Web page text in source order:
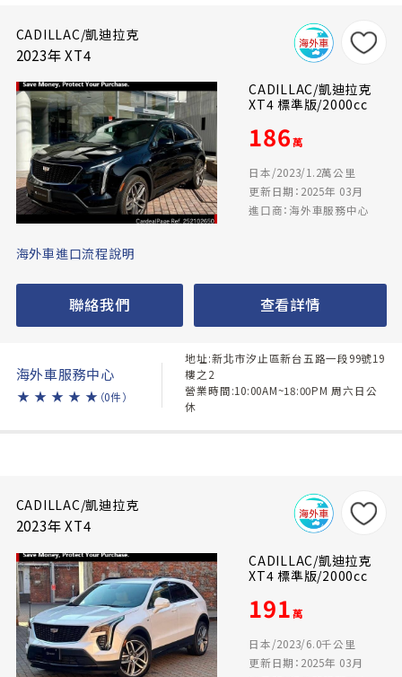
CADILLAC/凱迪拉克
2023年 XT4
CADILLAC/凱迪拉克
XT4 標準版/2000cc
186萬
日本/2023/1.2萬公里
更新日期：2025年 03月
進口商：海外車服務中心
海外車進口流程說明
聯絡我們 查看詳情
海外車服務中心
★ ★ ★ ★ ★ （0件）
地址:新北市汐止區新台五路一段99號19
樓之2
營業時間:10:00AM~18:00PM 周六日公
休
CADILLAC/凱迪拉克
2023年 XT4
CADILLAC/凱迪拉克
XT4 標準版/2000cc
191萬
日本/2023/6.0千公里
更新日期：2025年 03月